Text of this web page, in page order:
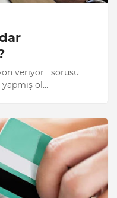
veriyor sorusu
yapmış ol…